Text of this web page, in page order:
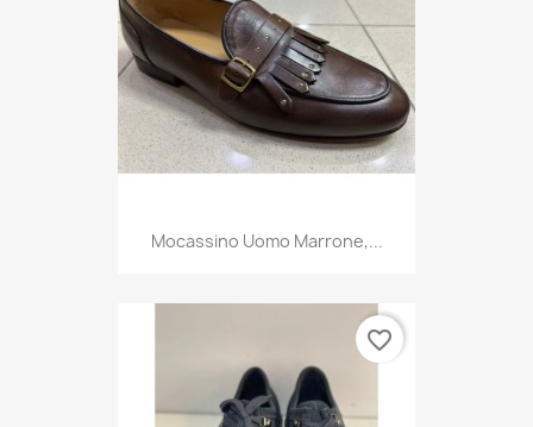
Mocassino Uomo Marrone,...
favorite_border